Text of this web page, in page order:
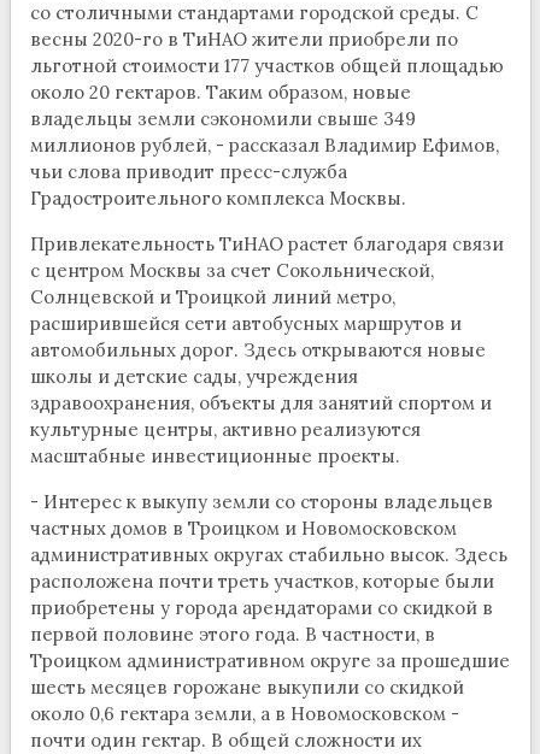
со столичными стандартами городской среды. С
весны 2020-го в ТиНАО жители приобрели по
льготной стоимости 177 участков общей площадью
около 20 гектаров. Таким образом, новые
владельцы земли сэкономили свыше 349
миллионов рублей, - рассказал Владимир Ефимов,
чьи слова приводит пресс-служба
Градостроительного комплекса Москвы.
Привлекательность ТиНАО растет благодаря связи
с центром Москвы за счет Сокольнической,
Солнцевской и Троицкой линий метро,
расширившейся сети автобусных маршрутов и
автомобильных дорог. Здесь открываются новые
школы и детские сады, учреждения
здравоохранения, объекты для занятий спортом и
культурные центры, активно реализуются
масштабные инвестиционные проекты.
- Интерес к выкупу земли со стороны владельцев
частных домов в Троицком и Новомосковском
административных округах стабильно высок. Здесь
расположена почти треть участков, которые были
приобретены у города арендаторами со скидкой в
первой половине этого года. В частности, в
Троицком административном округе за прошедшие
шесть месяцев горожане выкупили со скидкой
около 0,6 гектара земли, а в Новомосковском -
почти один гектар. В общей сложности их